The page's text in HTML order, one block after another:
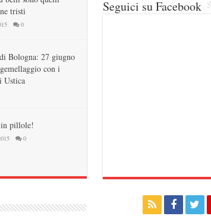
tristi
0
Bologna: 27 giugno
con i
Ustica
pillole!
0
Seguici su Facebook